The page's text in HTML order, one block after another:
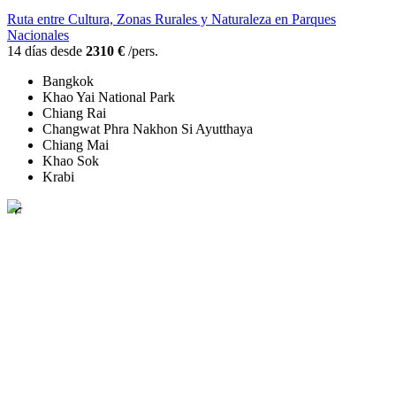
Ruta entre Cultura, Zonas Rurales y Naturaleza en Parques
Nacionales
14 días desde 2310 € /pers.
Bangkok
Khao Yai National Park
Chiang Rai
Changwat Phra Nakhon Si Ayutthaya
Chiang Mai
Khao Sok
Krabi